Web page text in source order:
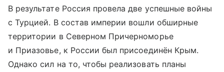
В результате Россия провела две успешные войны
с Турцией. В состав империи вошли обширные
территории в Северном Причерноморье
и Приазовье, к России был присоединён Крым.
Однако сил на то, чтобы реализовать планы